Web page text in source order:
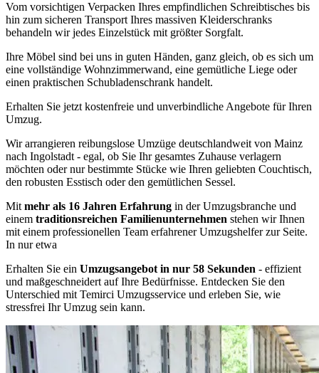
Vom vorsichtigen Verpacken Ihres empfindlichen Schreibtisches bis
hin zum sicheren Transport Ihres massiven Kleiderschranks
behandeln wir jedes Einzelstück mit größter Sorgfalt.
Ihre Möbel sind bei uns in guten Händen, ganz gleich, ob es sich um
eine vollständige Wohnzimmerwand, eine gemütliche Liege oder
einen praktischen Schubladenschrank handelt.
Erhalten Sie jetzt kostenfreie und unverbindliche Angebote für Ihren
Umzug.
Wir arrangieren reibungslose Umzüge deutschlandweit von Mainz
nach Ingolstadt - egal, ob Sie Ihr gesamtes Zuhause verlagern
möchten oder nur bestimmte Stücke wie Ihren geliebten Couchtisch,
den robusten Esstisch oder den gemütlichen Sessel.
Mit mehr als 16 Jahren Erfahrung in der Umzugsbranche und
einem traditionsreichen Familienunternehmen stehen wir Ihnen
mit einem professionellen Team erfahrener Umzugshelfer zur Seite.
In nur etwa
Erhalten Sie ein Umzugsangebot in nur 58 Sekunden - effizient
und maßgeschneidert auf Ihre Bedürfnisse. Entdecken Sie den
Unterschied mit Temirci Umzugsservice und erleben Sie, wie
stressfrei Ihr Umzug sein kann.